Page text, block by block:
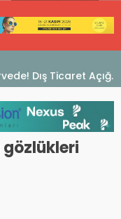
Dış Ticaret Açığı